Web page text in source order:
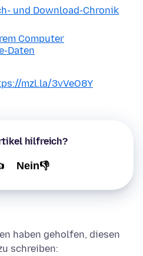
und Download-Chronik
Computer
Daten
mzl.la/3vVeO8Y
hilfreich?
Nein👎
haben geholfen, diesen
schreiben: